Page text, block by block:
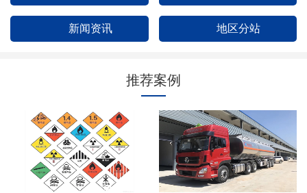
新闻资讯 地区分站
推荐案例